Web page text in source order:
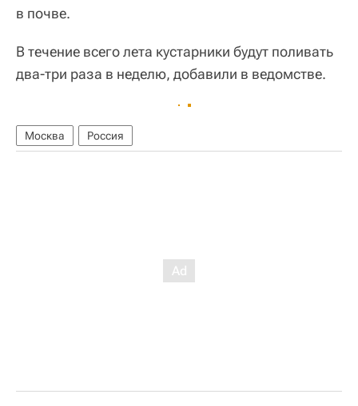
в почве.
В течение всего лета кустарники будут поливать
два-три раза в неделю, добавили в ведомстве.
Москва Россия